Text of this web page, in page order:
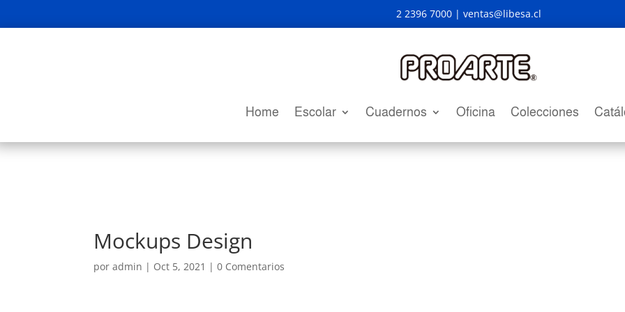
2 2396 7000 | ventas@libesa.cl
Home Escolar Cuadernos Oficina Colecciones
Mockups Design
poradmin | Oct 5, 2021 |0 Comentarios